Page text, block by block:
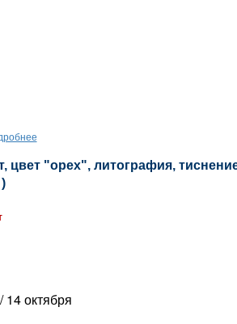
"орех", литография,
14 октября